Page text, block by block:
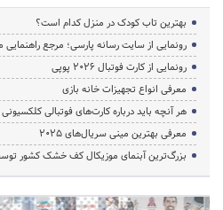
بهترین تاب کودک در منزل کدام است؟
رونمایی از سایت رسانه پارسی؛ مرجع راهنمایی
رونمایی از کارت فوتبال ۲۰۲۶ پوپی
معرفی انواع تجهیزات خانه بازی
هر آنچه باید درباره کارت‌های فوتبالی
معرفی بهترین مینی سریال‌های 2025
بزرگ‌ترین آبنمای موزیکال کف خشک کشور